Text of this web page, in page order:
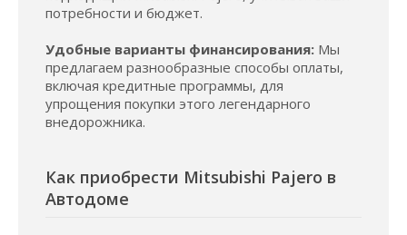
потребности и бюджет.
Удобные варианты финансирования: Мы
предлагаем разнообразные способы оплаты,
включая кредитные программы, для
упрощения покупки этого легендарного
внедорожника.
Как приобрести Mitsubishi Pajero в
Автодоме